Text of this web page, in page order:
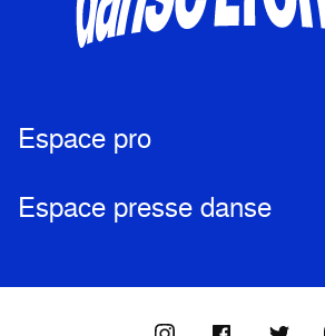
Espace pro
Espace presse danse